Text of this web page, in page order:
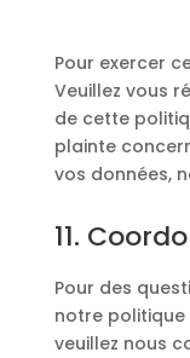
Pour exercer
Veuillez vous
de cette
plainte
vos données,
11.
Pour des
notre
veuillez nous